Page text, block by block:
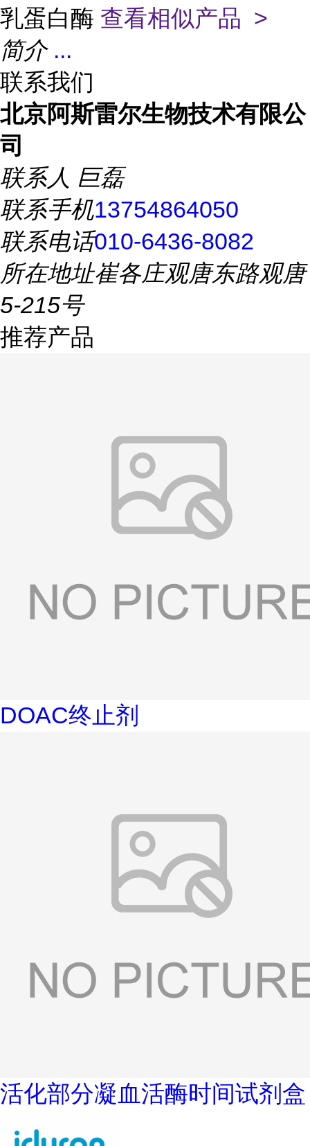
乳蛋白酶 查看相似产品 >
简介 ...
联系我们
北京阿斯雷尔生物技术有限公
司
联系人 巨磊
联系手机13754864050
联系电话010-6436-8082
所在地址崔各庄观唐东路观唐
5-215号
推荐产品
DOAC终止剂
活化部分凝血活酶时间试剂盒